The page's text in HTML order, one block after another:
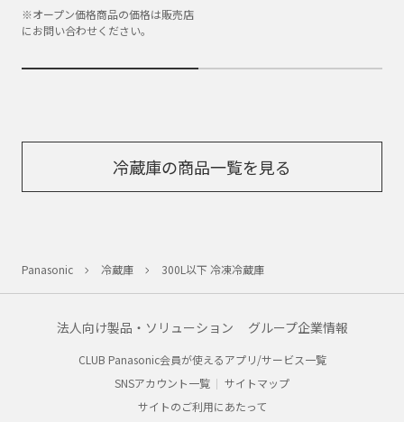
※オープン価格商品の価格は販売店
にお問い合わせください。
冷蔵庫の商品一覧を見る
Panasonic 冷蔵庫 300L以下 冷凍冷蔵庫
法人向け製品・ソリューション グループ企業情報
CLUB Panasonic会員が使えるアプリ/サービス一覧
SNSアカウント一覧
サイトマップ
サイトのご利用にあたって